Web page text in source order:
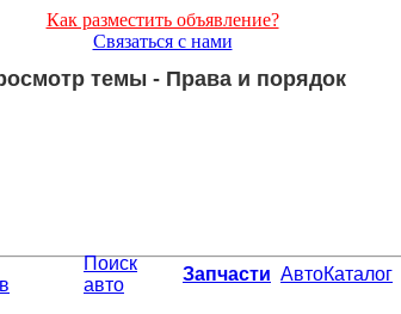
Как разместить объявление?
Связаться с нами
темы - Права и порядок
Поиск
авто
Запчасти АвтоКаталог